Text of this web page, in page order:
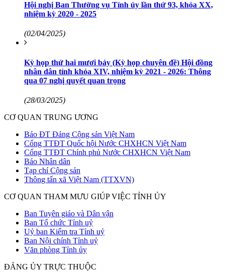
Hội nghị Ban Thường vụ Tỉnh ủy lần thứ 93, khóa XX,
nhiệm kỳ 2020 - 2025
(02/04/2025)
Kỳ họp thứ hai mươi bảy (Kỳ họp chuyên đề) Hội đồng
nhân dân tỉnh khóa XIV, nhiệm kỳ 2021 - 2026: Thông
qua 07 nghị quyết quan trọng
(28/03/2025)
CƠ QUAN TRUNG ƯƠNG
Báo ĐT Đảng Cộng sản Việt Nam
Cổng TTĐT Quốc hội Nước CHXHCN Việt Nam
Cổng TTĐT Chính phủ Nước CHXHCN Việt Nam
Báo Nhân dân
Tạp chí Cộng sản
Thông tấn xã Việt Nam (TTXVN)
CƠ QUAN THAM MƯU GIÚP VIỆC TỈNH ỦY
Ban Tuyên giáo và Dân vận
Ban Tổ chức Tỉnh uỷ
Uỷ ban Kiểm tra Tỉnh uỷ
Ban Nội chính Tỉnh uỷ
Văn phòng Tỉnh ủy
ĐẢNG ỦY TRỰC THUỘC